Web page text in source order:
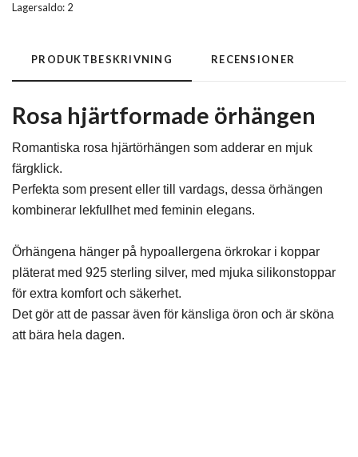
Lagersaldo: 2
PRODUKTBESKRIVNING RECENSIONER
Rosa hjärtformade örhängen
Romantiska rosa hjärtörhängen som adderar en mjuk
färgklick.
Perfekta som present eller till vardags, dessa örhängen
kombinerar lekfullhet med feminin elegans.
Örhängena hänger på hypoallergena örkrokar i koppar
pläterat med 925 sterling silver, med mjuka silikonstoppar
för extra komfort och säkerhet.
Det gör att de passar även för känsliga öron och är sköna
att bära hela dagen.